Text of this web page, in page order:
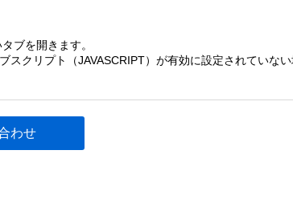
ブを開きます。
クリプト（JAVASCRIPT）が有効に設定されていな
わせ